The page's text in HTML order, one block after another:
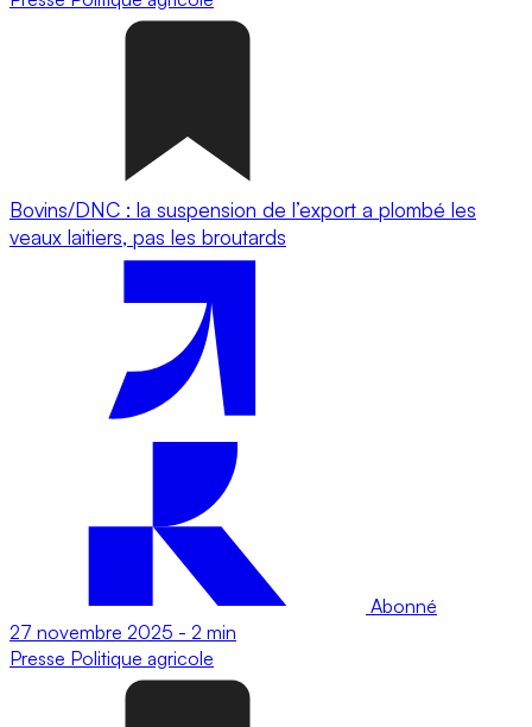
Bovins/DNC : la suspension de l’export a plombé les
veaux laitiers, pas les broutards
Abonné
27 novembre 2025 - 2 min
Presse Politique agricole